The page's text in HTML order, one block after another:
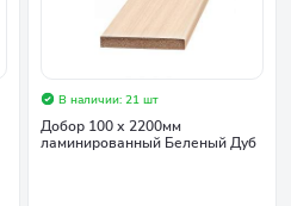
В наличии: 21 шт
Добор 100 х 2200мм
ламинированный Беленый Дуб